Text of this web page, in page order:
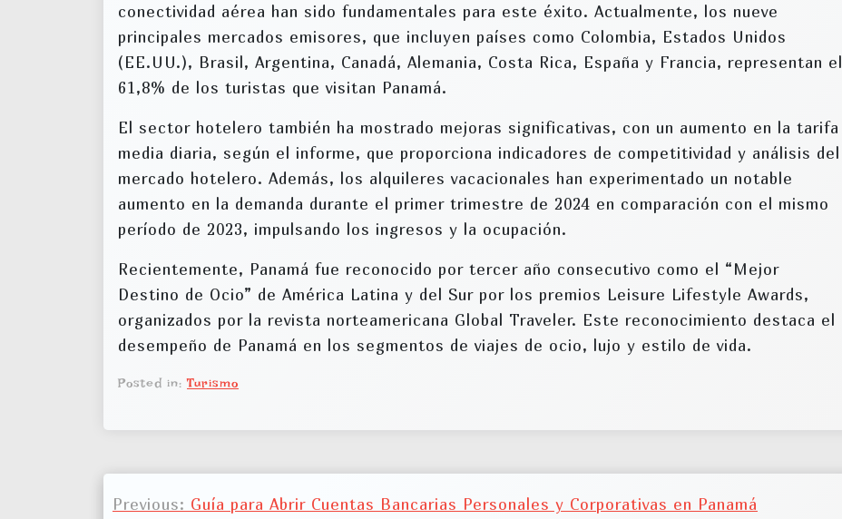
conectividad aérea han sido fundamentales para este éxito. Actualmente, los nueve
principales mercados emisores, que incluyen países como Colombia, Estados Unidos
(EE.UU.), Brasil, Argentina, Canadá, Alemania, Costa Rica, España y Francia, representan el
61,8% de los turistas que visitan Panamá.
El sector hotelero también ha mostrado mejoras significativas, con un aumento en la tarifa
media diaria, según el informe, que proporciona indicadores de competitividad y análisis del
mercado hotelero. Además, los alquileres vacacionales han experimentado un notable
aumento en la demanda durante el primer trimestre de 2024 en comparación con el mismo
período de 2023, impulsando los ingresos y la ocupación.
Recientemente, Panamá fue reconocido por tercer año consecutivo como el “Mejor
Destino de Ocio” de América Latina y del Sur por los premios Leisure Lifestyle Awards,
organizados por la revista norteamericana Global Traveler. Este reconocimiento destaca el
desempeño de Panamá en los segmentos de viajes de ocio, lujo y estilo de vida.
Posted in:Turismo
N
Previous: Guía para Abrir Cuentas Bancarias Personales y Corporativas en Panamá